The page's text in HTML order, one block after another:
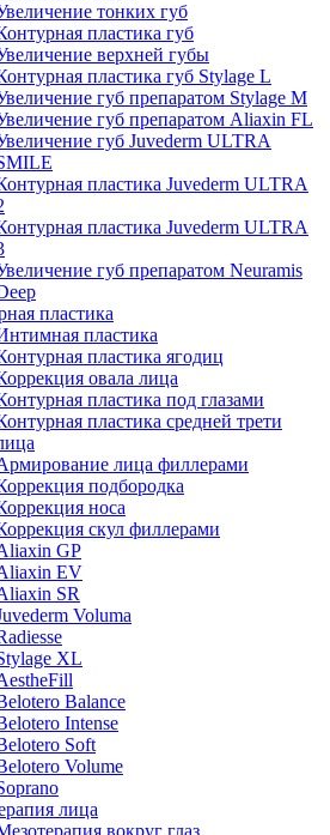
тонких губ
пластика губ
верхней губы
пластика губ Stylage L
губ препаратом Stylage M
губ препаратом Aliaxin FL
губ Juvederm ULTRA
пластика Juvederm ULTRA
пластика Juvederm ULTRA
губ препаратом Neuramis
пластика
пластика
пластика ягодиц
овала лица
пластика под глазами
пластика средней трети
лица филлерами
подбородка
носа
скул филлерами
GP
EV
SR
Voluma
XL
Balance
Intense
Soft
Volume
лица
вокруг глаз